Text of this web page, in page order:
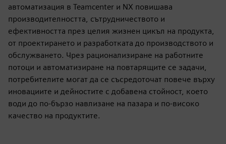
автоматизация в Teamcenter и NX повишава
производителността, сътрудничеството и
ефективността през целия жизнен цикъл на продукта,
от проектирането и разработката до производството и
обслужването. Чрез рационализиране на работните
потоци и автоматизиране на повтарящите се задачи,
потребителите могат да се съсредоточат повече върху
иновациите и дейностите с добавена стойност, което
води до по-бързо навлизане на пазара и по-високо
качество на продуктите.